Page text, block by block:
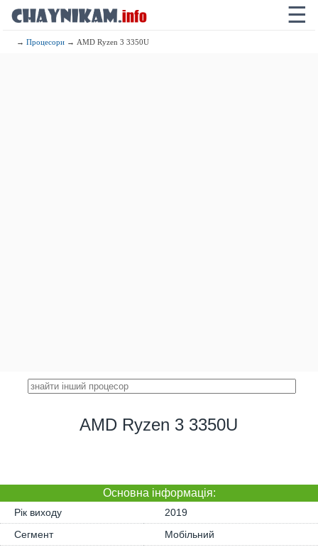
☰
→Процесори → AMD Ryzen 3 3350U
AMD Ryzen 3 3350U
Основна iнформація:
Рік виходу
2019
Сегмент
Мобільний